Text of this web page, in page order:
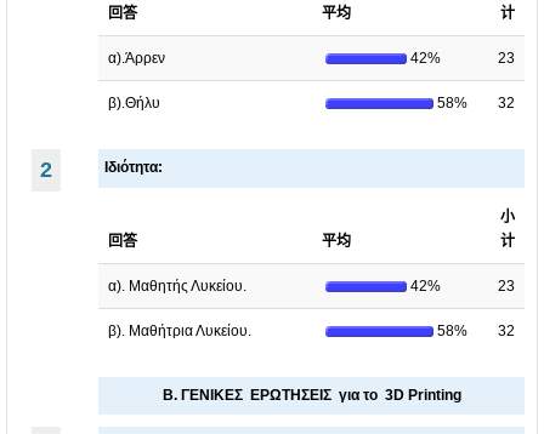
0
8
.
ο
Γ
.
κ
ι
回答 平均
计
α).Άρρεν 42% 23
β).Θήλυ 58% 32
2 Ιδιότητα:
回答 平均
小
计
α). Μαθητής Λυκείου. 42% 23
β). Μαθήτρια Λυκείου. 58% 32
Β. ΓΕΝΙΚΕΣ ΕΡΩΤΗΣΕΙΣ για το 3D Printing